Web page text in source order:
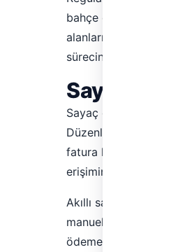
bahçe duvarında ya
alanlarında bulunur.
sürecinde verilir ve
Sayaç
Sayaç okuma; klasik
Düzenli aralıklarla
fatura kesilir. Bazı
erişimin
Akıllı sayaçlarda
manuel okumaya
ödeme yapılır.